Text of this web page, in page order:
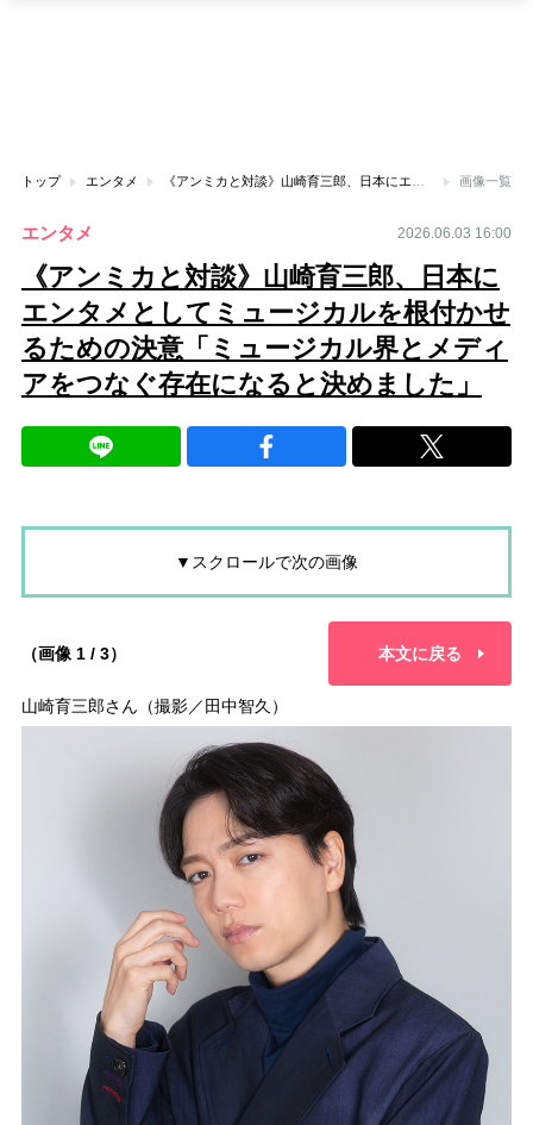
トップ エンタメ 画像一覧
エンタメ 2026.06.03 16:00
《アンミカと対談》山崎育三郎、日本に
エンタメとしてミュージカルを根付かせ
るための決意「ミュージカル界とメディ
アをつなぐ存在になると決めました」
▼スクロールで次の画像
（画像 1 / 3） 本文に戻る
山崎育三郎さん（撮影／田中智久）